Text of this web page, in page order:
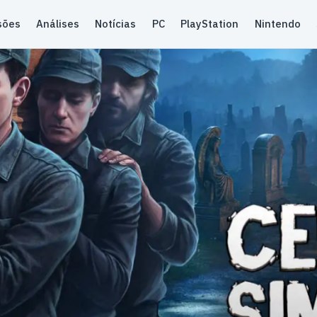
Análises Notícias PC PlayStation Nintendo